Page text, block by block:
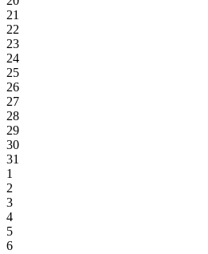
21
22
23
24
25
26
27
28
29
30
31
1
2
3
4
5
6